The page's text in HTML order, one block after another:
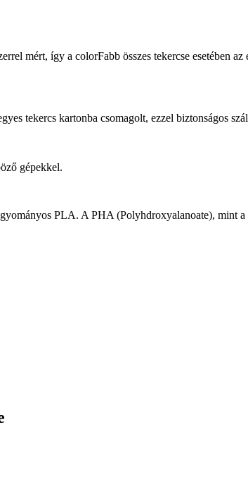
mért, így a colorFabb összes tekercse esetében
tekercs kartonba csomagolt, ezzel biztonságos
gépekkel.
PLA. A PHA (Polyhdroxyalanoate), mint